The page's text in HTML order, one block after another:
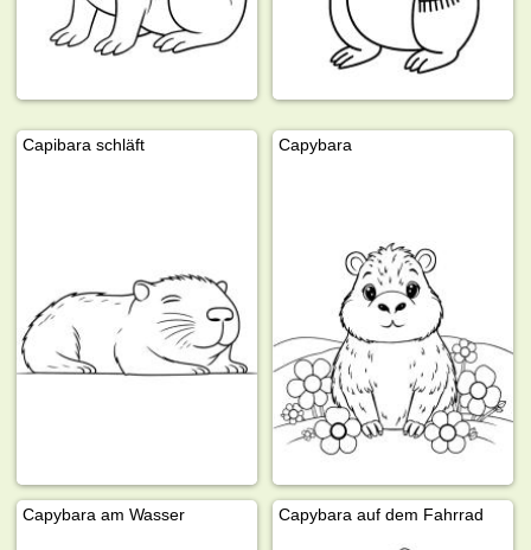
Capibara schläft Capybara
Capybara am Wasser Capybara auf dem Fahrrad